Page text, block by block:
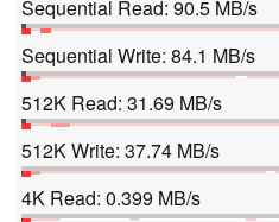
Sequential Read: 90.5 MB/s
Sequential Write: 84.1 MB/s
512K Read: 31.69 MB/s
512K Write: 37.74 MB/s
4K Read: 0.399 MB/s